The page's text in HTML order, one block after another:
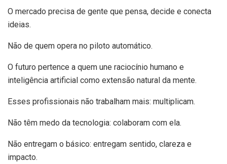
O mercado precisa de gente que pensa, decide e conecta
ideias.
Não de quem opera no piloto automático.
O futuro pertence a quem une raciocínio humano e
inteligência artificial como extensão natural da mente.
Esses profissionais não trabalham mais: multiplicam.
Não têm medo da tecnologia: colaboram com ela.
Não entregam o básico: entregam sentido, clareza e
impacto.